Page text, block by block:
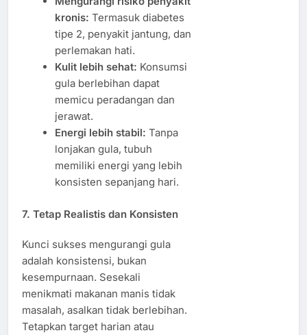
kronis: Termasuk diabetes
tipe 2, penyakit jantung, dan
perlemakan hati.
Kulit lebih sehat: Konsumsi
gula berlebihan dapat
memicu peradangan dan
jerawat.
Energi lebih stabil: Tanpa
lonjakan gula, tubuh
memiliki energi yang lebih
konsisten sepanjang hari.
7. Tetap Realistis dan Konsisten
Kunci sukses mengurangi gula
adalah konsistensi, bukan
kesempurnaan. Sesekali
menikmati makanan manis tidak
masalah, asalkan tidak berlebihan.
Tetapkan target harian atau